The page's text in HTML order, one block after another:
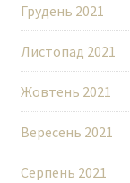
Грудень 2021
Листопад 2021
Жовтень 2021
Вересень 2021
Серпень 2021